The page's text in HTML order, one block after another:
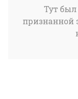
Тут был
признанной